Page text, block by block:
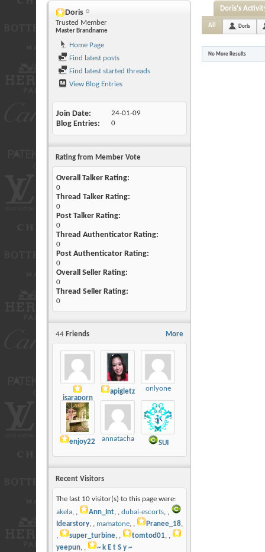
Doris
Trusted Member
Master Brandname
Home Page
Find latest posts
Find latest started threads
View Blog Entries
Join Date 24-01-09
Blog Entries 0
Rating from Member Vote
Overall Talker Rating:
0
Thread Talker Rating:
0
Post Talker Rating:
0
Thread Authenticator Rating:
0
Post Authenticator Rating:
0
Overall Seller Rating:
0
Thread Seller Rating:
0
More
44Friends
isaraporn
apigletz onlyone
enjoy22 annatacha
SUI
Recent Visitors
The last 10 visitor(s) to this page were:
akela, Ann_Int, dubai-escorts,
Idearstory, mamatone, Pranee_18,
super_turbine, tomtod01,
yeepun,
~ k E t S y ~
Doris's
All Doris
No More Results